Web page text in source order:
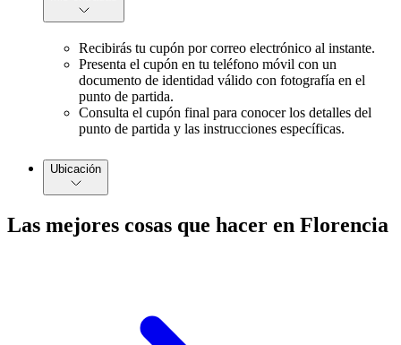
Recibirás tu cupón por correo electrónico al instante.
Presenta el cupón en tu teléfono móvil con un
documento de identidad válido con fotografía en el
punto de partida.
Consulta el cupón final para conocer los detalles del
punto de partida y las instrucciones específicas.
Ubicación
Las mejores cosas que hacer en Florencia